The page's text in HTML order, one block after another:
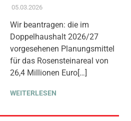
05.03.2026ADMIN
AKTUELLES
JUGEND BILDUNG
WOHNEN
Wir beantragen: die im
Doppelhaushalt 2026/27
vorgesehenen Planungsmittel
für das Rosensteinareal von
26,4 Millionen Euro[…]
WEITERLESEN